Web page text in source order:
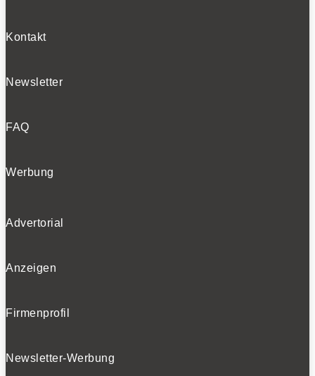
Kontakt
Newsletter
FAQ
Werbung
Advertorial
Anzeigen
Firmenprofil
Newsletter-Werbung